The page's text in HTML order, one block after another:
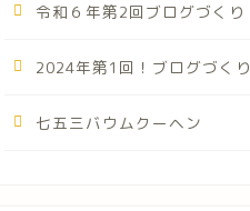
令和６年第2回ブログづくり
2024年第1回！ブログづくり
七五三バウムクーヘン